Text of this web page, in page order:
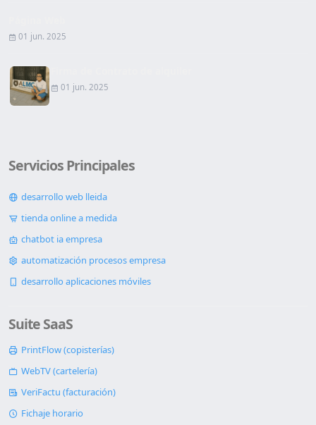
01 jun. 2025
01 jun. 2025
Servicios Principales
desarrollo web lleida
tienda online a medida
chatbot ia empresa
automatización procesos empresa
desarrollo aplicaciones móviles
Suite SaaS
PrintFlow (copisterías)
WebTV (cartelería)
VeriFactu (facturación)
Fichaje horario